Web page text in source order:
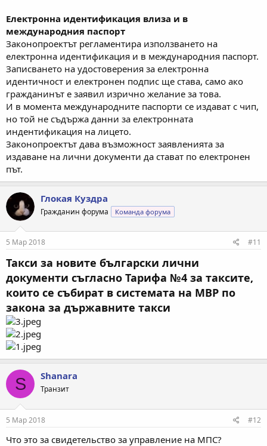
Електронна идентификация влиза и в
международния паспорт
Законопроектът регламентира използването на
електронна идентификация и в международния паспорт.
Записването на удостоверения за електронна
идентичност и електронен подпис ще става, само ако
гражданинът е заявил изрично желание за това.
И в момента международните паспорти се издават с чип,
но той не съдържа данни за електронната
индентификация на лицето.
Законопроектът дава възможност заявленията за
издаване на лични документи да стават по електронен
път.
Глокая Куздра
Гражданин форума Команда форума
5 Мар 2018 #11
Такси за новите български лични
документи съгласно Тарифа №4 за таксите,
които се събират в системата на МВР по
закона за държавните такси
S Shanara
Транзит
5 Мар 2018 #12
Что это за свидетельство за управление на МПС?